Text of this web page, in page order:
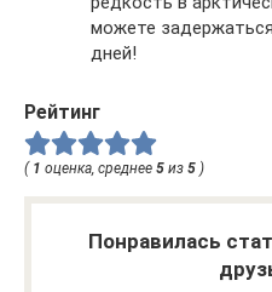
можете
дней!
Рейтинг
( 1 оценка, среднее 5 из 5 )
Понравилась